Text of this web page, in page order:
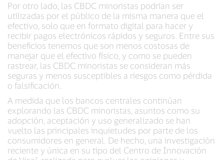
Por otro lado, las CBDC minoristas podrían ser
utilizadas por el público de la misma manera que el
efectivo, solo que en formato digital para hacer y
recibir pagos electrónicos rápidos y seguros. Entre sus
beneficios tenemos que son menos costosas de
manejar que el efectivo físico, y como se pueden
rastrear, las CBDC minoristas se consideran más
seguras y menos susceptibles a riesgos como pérdida
o falsificación.
A medida que los bancos centrales continúan
explorando las CBDC minoristas, asuntos como su
adopción, aceptación y uso generalizado se han
vuelto las principales inquietudes por parte de los
consumidores en general. De hecho, una investigación
reciente y única en su tipo del Centro de Innovación